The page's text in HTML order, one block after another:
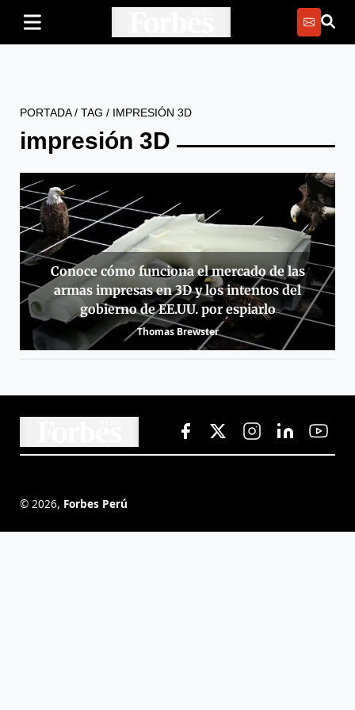
PORTADA/ TAG / IMPRESIÓN 3D
impresión 3D
Conoce cómo funciona el mercado de las
armas impresas en 3D y los intentos del
gobierno de EE.UU. por espiarlo
Thomas Brewster
© 2026, Forbes Perú